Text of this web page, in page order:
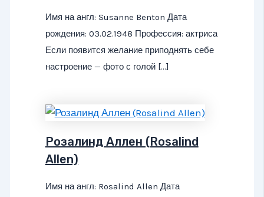
Имя на англ: Susanne Benton Дата
рождения: 03.02.1948 Профессия: актриса
Если появится желание приподнять себе
настроение — фото с голой […]
Розалинд Аллен (Rosalind
Allen)
Имя на англ: Rosalind Allen Дата